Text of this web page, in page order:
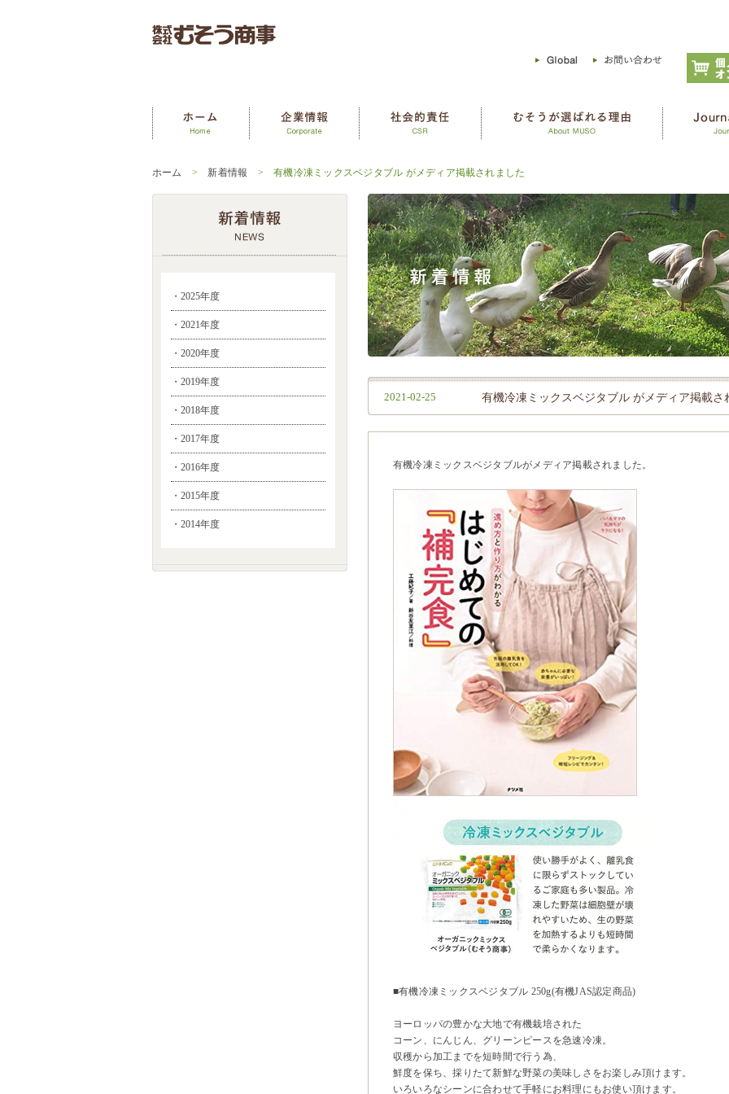
ホーム > 新着情報 > 有機冷凍ミックスベジタブル がメディア掲載されました
・2025年度
・2021年度
・2020年度
・2019年度
・2018年度
・2017年度
・2016年度
・2015年度
・2014年度
2021-02-25 有機冷凍ミックスベジタブル がメディア掲載さ
有機冷凍ミックスベジタブルがメディア掲載されました。
■有機冷凍ミックスベジタブル 250g(有機JAS認定商品)
ヨーロッパの豊かな大地で有機栽培された
コーン、にんじん、グリーンピースを急速冷凍。
収穫から加工までを短時間で行う為、
鮮度を保ち、採りたて新鮮な野菜の美味しさをお楽しみ頂けます。
いろいろなシーンに合わせて手軽にお料理にもお使い頂けます。